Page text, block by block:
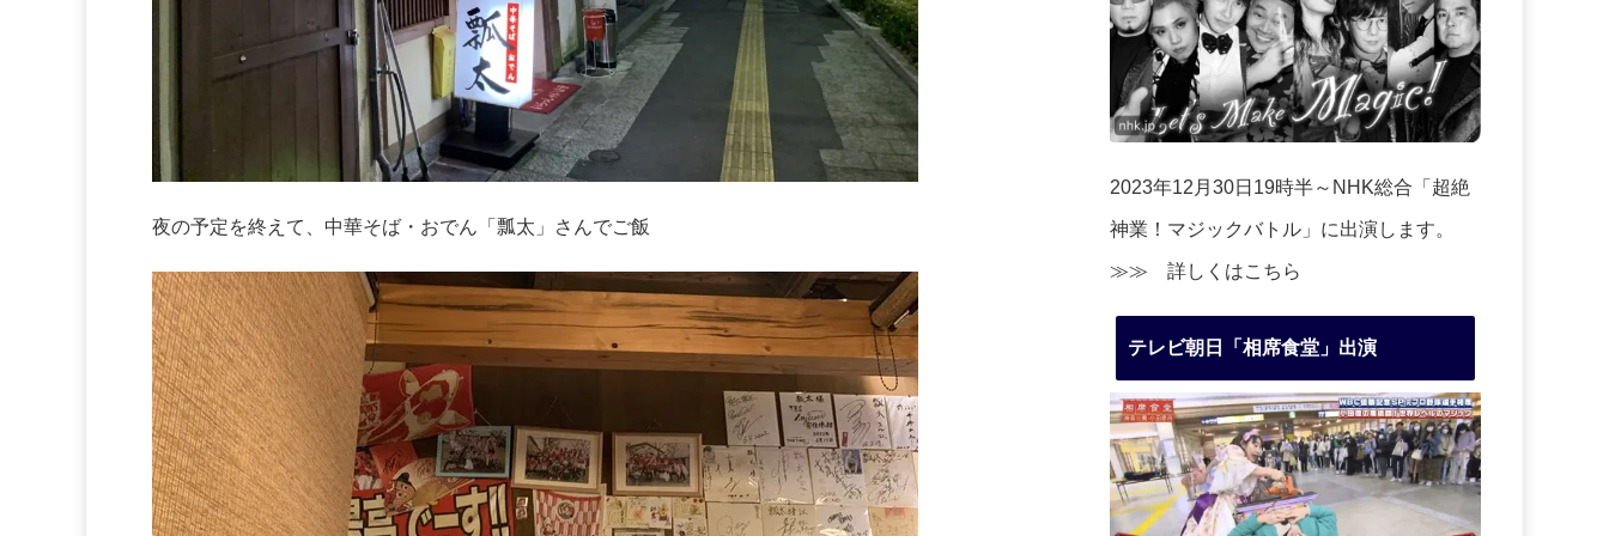
夜の予定を終えて、中華そば・おでん「瓢太」さんでご飯
2023年12月30日19時半～NHK総合「超絶
神業！マジックバトル」に出演します。
≫≫ 詳しくはこちら
テレビ朝日「相席食堂」出演